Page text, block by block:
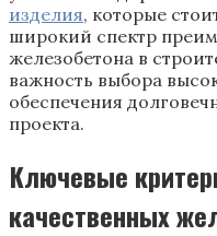
изделия, которые
широкий спектр
железобетона в
важность выбора
обеспечения
проекта.
Ключевые
качественных